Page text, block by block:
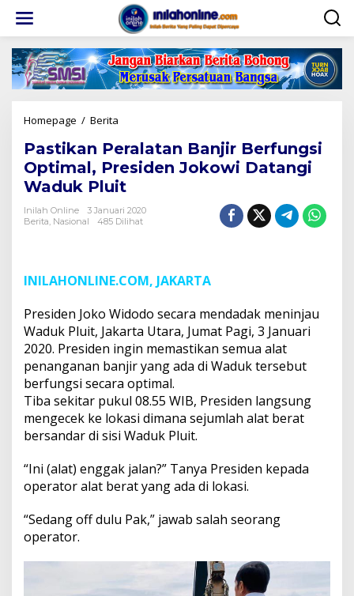
konten
Homepage / Berita
Banjir
Berfungsi
Optimal,
Presiden
Jokowi
Datangi
Pastikan Peralatan Banjir Berfungsi
Optimal, Presiden Jokowi Datangi
Waduk Pluit
Inilah Online
3 Januari 2020
Berita Nasional 485 Dilihat
INILAHONLINE.COM, JAKARTA
Presiden Joko Widodo secara mendadak meninjau
Waduk Pluit, Jakarta Utara, Jumat Pagi, 3 Januari
2020. Presiden ingin memastikan semua alat
penanganan banjir yang ada di Waduk tersebut
berfungsi secara optimal.
Tiba sekitar pukul 08.55 WIB, Presiden langsung
mengecek ke lokasi dimana sejumlah alat berat
bersandar di sisi Waduk Pluit.
“Ini (alat) enggak jalan?” Tanya Presiden kepada
operator alat berat yang ada di lokasi.
“Sedang off dulu Pak,” jawab salah seorang
operator.